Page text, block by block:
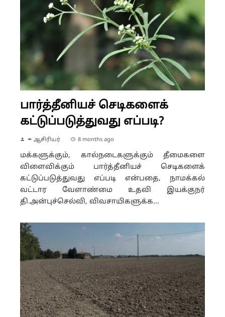
பார்த்தீனியச் செடிகளைக்
கட்டுப்படுத்துவது எப்படி?
✒ ஆசிரியர் 8 months ago
மக்களுக்கும், கால்நடைகளுக்கும் தீமைகளை
விளைவிக்கும் பார்த்தீனியச் செடிகளைக்
கட்டுப்படுத்துவது எப்படி என்பதை, நாமக்கல்
வட்டார வேளாண்மை உதவி இயக்குநர்
தி.அன்புச்செல்வி, விவசாயிகளுக்க...